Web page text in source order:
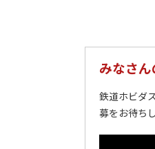
みなさ
鉄道ホビダ
募をお待ち